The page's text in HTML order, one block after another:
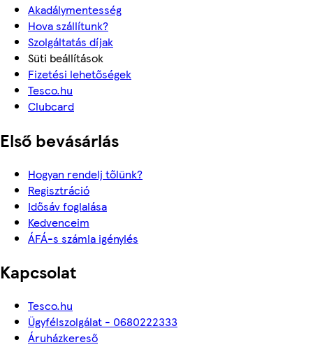
Akadálymentesség
Hova szállítunk?
Szolgáltatás díjak
Süti beállítások
Fizetési lehetőségek
Tesco.hu
Clubcard
Első bevásárlás
Hogyan rendelj tőlünk?
Regisztráció
Idősáv foglalása
Kedvenceim
ÁFÁ-s számla igénylés
Kapcsolat
Tesco.hu
Ügyfélszolgálat - 0680222333
Áruházkereső